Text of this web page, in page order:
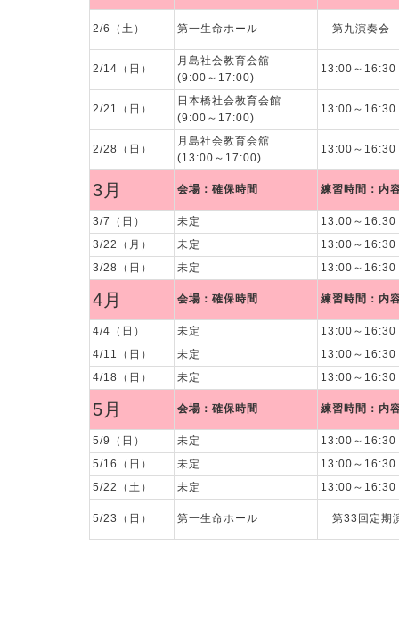
2/6（土） 第一生命ホール 第九演奏会
2/14（日）
月島社会教育会舘
(9:00～17:00)
13:00～
2/21（日）
日本橋社会教育会館
(9:00～17:00)
13:00～
2/28（日）
月島社会教育会舘
(13:00～17:00)
13:00～
3月 会場：確保時間 練習時間：内
3/7（日） 未定
13:00～
3/22（月）
未定
13:00～
3/28（日）
未定 13:00～
4月 会場：確保時間 練習時間：内
4/4（日） 未定
13:00～
4/11（日）
未定
13:00～
4/18（日）
未定 13:00～
5月 会場：確保時間 練習時間：内
5/9（日） 未定
13:00～
5/16（日）
未定
13:00～
5/22（土）
未定 13:00～
5/23（日） 第一生命ホール 第33回定期